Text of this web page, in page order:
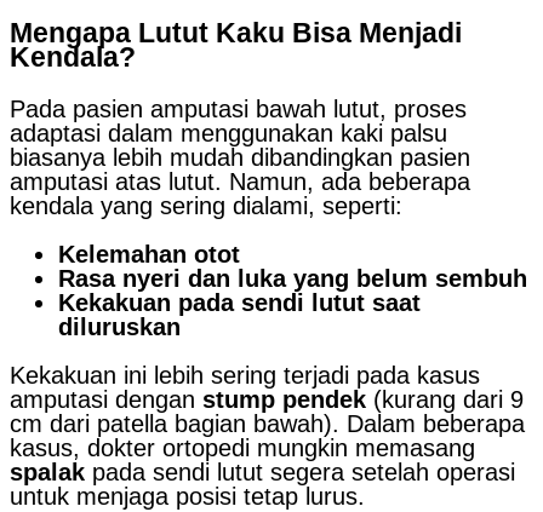
Mengapa Lutut Kaku Bisa Menjadi
Kendala?
Pada pasien amputasi bawah lutut, proses
adaptasi dalam menggunakan kaki palsu
biasanya lebih mudah dibandingkan pasien
amputasi atas lutut. Namun, ada beberapa
kendala yang sering dialami, seperti:
Kelemahan otot
Rasa nyeri dan luka yang belum sembuh
Kekakuan pada sendi lutut saat
diluruskan
Kekakuan ini lebih sering terjadi pada kasus
amputasi dengan stump pendek (kurang dari 9
cm dari patella bagian bawah). Dalam beberapa
kasus, dokter ortopedi mungkin memasang
spalak pada sendi lutut segera setelah operasi
untuk menjaga posisi tetap lurus.